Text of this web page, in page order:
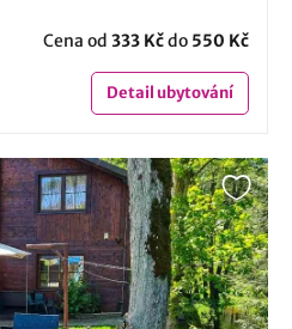
Cena od 333 Kčdo 550 Kč
Detailubytování